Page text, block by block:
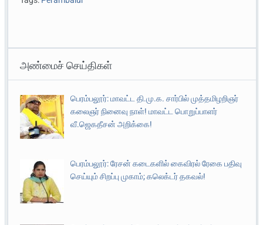
அண்மைச் செய்திகள்
பெரம்பலூர்: மாவட்ட தி.மு.க. சார்பில் முத்தமிழறிஞர்
கலைஞர் நினைவு நாள்! மாவட்ட பொறுப்பாளர்
வீ.ஜெகதீசன் அறிக்கை!
பெரம்பலூர்: ரேசன் கடைகளில் கைவிரல் ரேகை பதிவு
செய்யும் சிறப்பு முகாம்; கலெக்டர் தகவல்!